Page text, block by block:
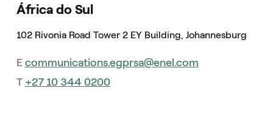
África do Sul
102 Rivonia Road Tower 2 EY Building, Johannesburg
Ecommunications.egprsa@enel.com
T +27 10 344 0200